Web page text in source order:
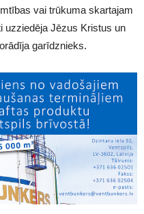
vai trūkuma skartajam
uzziedēja Jēzus Kristus un
garīdznieks.